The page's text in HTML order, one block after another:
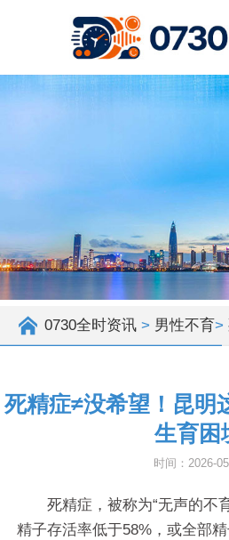
0730全时资讯 > 男性不育>
死精症≠没希望！昆明
生育困
时间：2026-
死精症，被称为“无声的不
精子存活率低于58%，或全部